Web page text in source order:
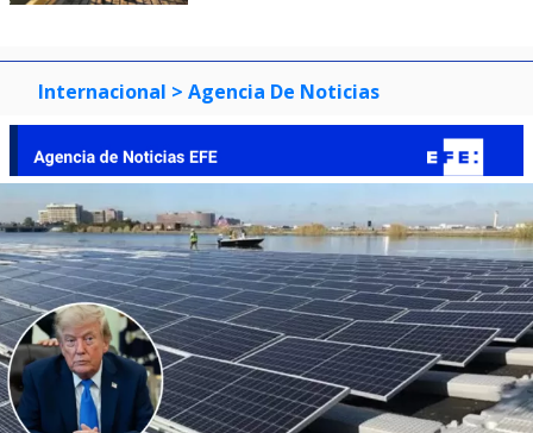
Internacional > Agencia De Noticias